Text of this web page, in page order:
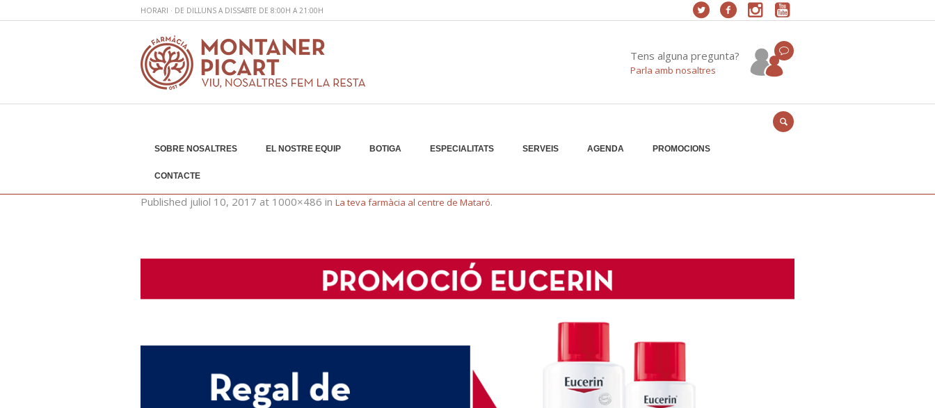
HORARI · DE DILLUNS A DISSABTE DE 8:00H A 21:00H
Tens alguna pregunta?
Parla amb nosaltres
SOBRE NOSALTRES EL NOSTRE EQUIP BOTIGA ESPECIALITATS SERVEIS AGENDA PROMOCIONS
CONTACTE
Published juliol 10, 2017 at 1000×486 in La teva farmàcia al centre de Mataró.